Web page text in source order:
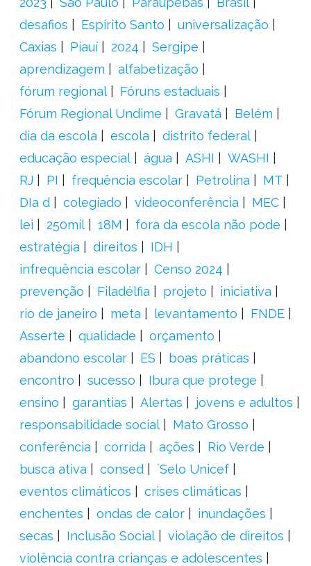
desafios
Espírito Santo
universalização
Caxias
Piauí 2024
Sergipe
aprendizagem
alfabetização
fórum regional
Fóruns estaduais
Fórum Regional Undime
Gravatá
Belém
dia da escola
escola
distrito federal
educação especial
água ASHI
WASHI
RJ
PI frequência escolar Petrolina
MT
DIa d
colegiado videoconferência
MEC
lei
250mil 18M
fora da escola não pode
estratégia
direitos
IDH
infrequência escolar
Censo 2024
prevenção
Filadélfia projeto
iniciativa
rio de janeiro
meta levantamento
FNDE
Asserte
qualidade
orçamento
abandono escolar
ES
boas práticas
encontro
sucesso
Ibura que protege
ensino
garantias Alertas
jovens e adultos
responsabilidade social
Mato Grosso
conferência
corrida ações
Rio Verde
busca ativa
consed
´Selo Unicef
eventos climáticos
crises climáticas
enchentes
ondas de calor
inundações
secas
Inclusão Social
violação de direitos
violência contra crianças e adolescentes